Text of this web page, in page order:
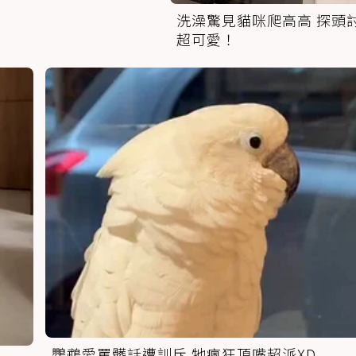
洗澡驚見貓咪爬高高 探頭
超可愛！